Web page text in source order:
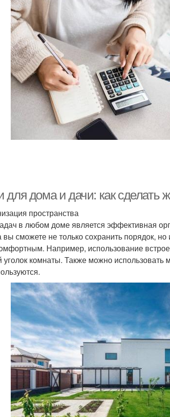
для дома и дачи: как сделать
пространства
в любом доме является эффективная
вы сможете не только сохранить порядок,
Например, использование
уголок комнаты. Также можно